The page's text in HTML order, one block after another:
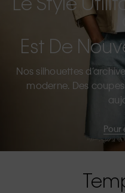
Est De
Nos silhouettes
moderne. Des
Pour